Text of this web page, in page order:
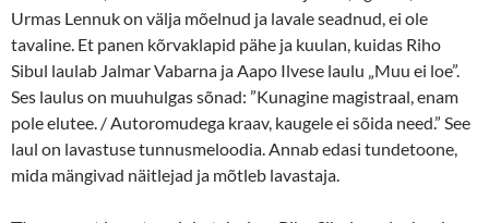
Urmas Lennuk on välja mõelnud ja lavale seadnud, ei ole
tavaline. Et panen kõrvaklapid pähe ja kuulan, kuidas Riho
Sibul laulab Jalmar Vabarna ja Aapo Ilvese laulu „Muu ei loe”.
Ses laulus on muuhulgas sõnad: ”Kunagine magistraal, enam
pole elutee. / Autoromudega kraav, kaugele ei sõida need.” See
laul on lavastuse tunnusmeloodia. Annab edasi tundetoone,
mida mängivad näitlejad ja mõtleb lavastaja.